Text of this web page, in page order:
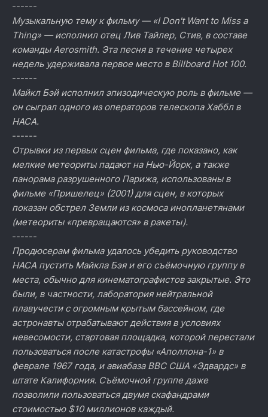
------
Музыкальную тему к фильму — «I Don't Want to Miss a
Thing» — исполнил отец Лив Тайлер, Стив, в составе
команды Aerosmith. Эта песня в течение четырех
недель удерживала первое место в Billboard Hot 100.
------
Майкл Бэй исполнил эпизодическую роль в фильме —
он сыграл одного из операторов телескопа Хаббл в
НАСА.
------
Отрывки из первых сцен фильма, где показано, как
мелкие метеориты падают на Нью-Йорк, а также
панорама разрушенного Парижа, использованы в
фильме «Пришелец» (2001) для сцен, в которых
показан обстрел Земли из космоса инопланетянами
(метеориты «превращаются» в ракеты).
------
Продюсерам фильма удалось убедить руководство
НАСА пустить Майкла Бэя и его съёмочную группу в
места, обычно для кинематографистов закрытые. Это
были, в частности, лаборатория нейтральной
плавучести с огромным крытым бассейном, где
астронавты отрабатывают действия в условиях
невесомости, стартовая площадка, которой перестали
пользоваться после катастрофы «Аполлона-1» в
феврале 1967 года, и авиабаза ВВС США «Эдвардс» в
штате Калифорния. Съёмочной группе даже
позволили пользоваться двумя скафандрами
стоимостью $10 миллионов каждый.